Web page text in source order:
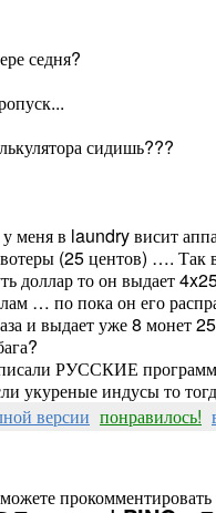
седня?
сидишь???
меня в laundry висит
(25 центов) …. Так
доллар то он выдает
… по пока он его
и выдает уже 8 монет
РУССКИЕ
укуреные индусы то
версии понравилось!